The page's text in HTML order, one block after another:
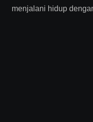
menjalani hidup